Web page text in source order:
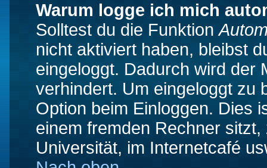
Warum logge ich mich
Solltest du die Funktion
nicht aktiviert haben, bleibst
eingeloggt. Dadurch wird der
verhindert. Um eingeloggt zu
Option beim Einloggen. Dies
einem fremden Rechner
Universität, im Internetcafé